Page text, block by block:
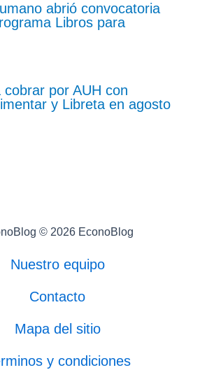
abrió convocatoria
Libros para
cobrar por AUH con
y Libreta en agosto
© 2026 EconoBlog
Nuestro equipo
Contacto
Mapa del sitio
y condiciones